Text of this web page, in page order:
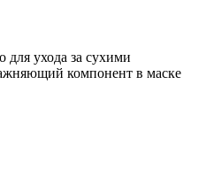
для ухода за сухими
компонент в маске